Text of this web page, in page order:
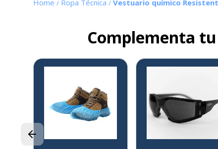
Ropa Técnica Vestuario químico
Complementa